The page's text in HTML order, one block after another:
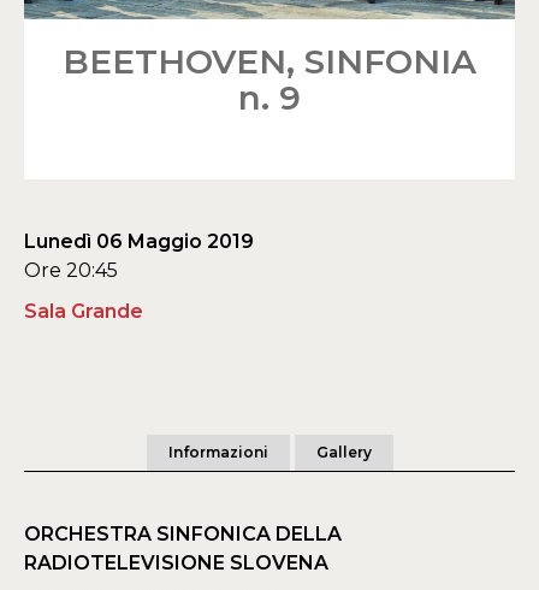
BEETHOVEN, SINFONIA
n. 9
Lunedì 06 Maggio 2019
Ore 20:45
Sala Grande
Informazioni Gallery
ORCHESTRA SINFONICA DELLA
RADIOTELEVISIONE SLOVENA